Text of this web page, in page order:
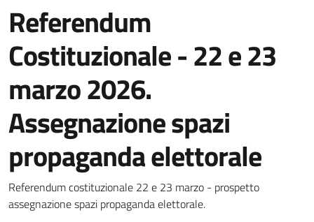
Referendum
Costituzionale - 22 e 23
marzo 2026.
Assegnazione spazi
propaganda elettorale
Referendum costituzionale 22 e 23 marzo - prospetto
assegnazione spazi propaganda elettorale.